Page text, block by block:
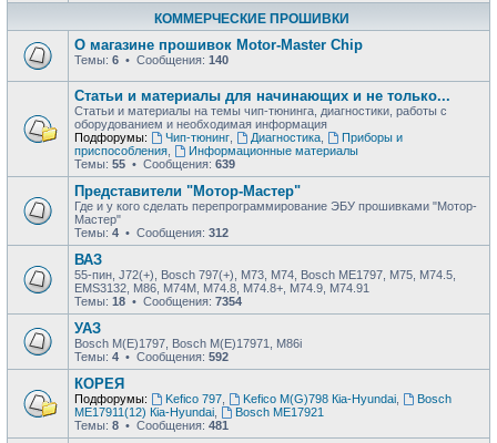
КОММЕРЧЕСКИЕ ПРОШИВКИ
О магазине прошивок Motor-Master Chip
Темы: 6 • Сообщения: 140
Статьи и материалы для начинающих и не только...
Статьи и материалы на темы чип-тюнинга, диагностики, работы с
оборудованием и необходимая информация
Подфорумы:
Чип-тюнинг, Диагностика,
Приборы и
приспособления
Информационные материалы
Темы: 55 • Сообщения: 639
Представители "Мотор-Мастер"
Где и у кого сделать перепрограммирование ЭБУ прошивками "Мотор-
Мастер"
Темы: 4 • Сообщения: 312
ВАЗ
55-пин, J72(+), Bosch 797(+), М73, М74, Bosch ME1797, М75, М74.5,
EMS3132, М86, М74М, М74.8, М74.8+, М74.9, М74.91
Темы: 18 • Сообщения: 7354
УАЗ
Bosch M(E)1797, Bosch M(E)17971, М86i
Темы: 4 • Сообщения: 592
КОРЕЯ
Подфорумы: Kefico 797, Kefico M(G)798 Кia-Hyundai,
Bosch
ME17911(12) Кia-Hyundai
Bosch ME17921
Темы: 8 • Сообщения: 481